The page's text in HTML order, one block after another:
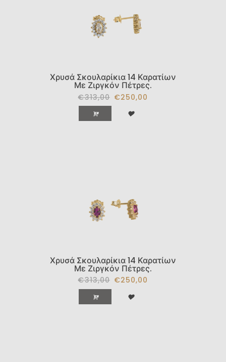
Χρυσά Σκουλαρίκια 14 Καρατίων
Με Ζιργκόν Πέτρες.
€313,00 €250,00
Χρυσά Σκουλαρίκια 14 Καρατίων
Με Ζιργκόν Πέτρες.
€313,00 €250,00